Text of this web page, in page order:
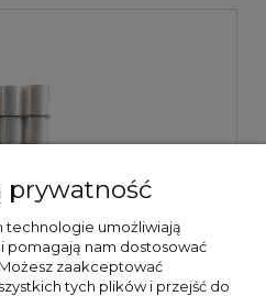
prywatność
technologie umożliwiają
pomagają nam dostosować
zaakceptować
tych plików i przejść do